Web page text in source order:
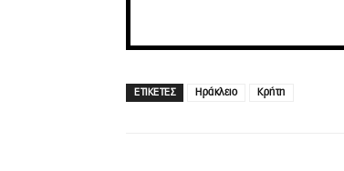
ΕΤΙΚΕΤΕΣ Ηράκλειο Κρήτη